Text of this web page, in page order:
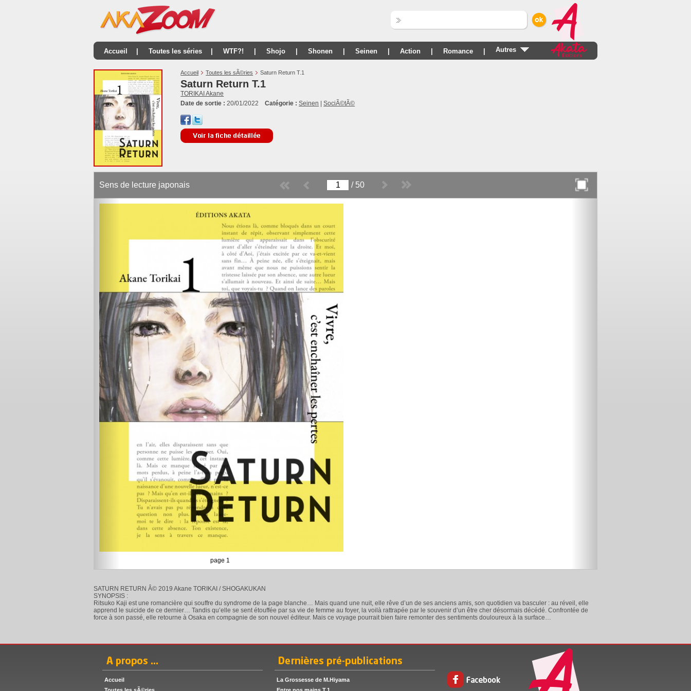
Accueil Toutes les séries WTF?! Shojo Shonen Seinen Action Romance Autres
Accueil Toutes les sÃ©ries Saturn Return T.1
Saturn Return T.1
TORIKAI Akane
Date de sortie :20/01/2022 Catégorie :Seinen |SociÃ©tÃ©
Sens de lecture japonais / 50
page 1
SATURN RETURN Â© 2019 Akane TORIKAI / SHOGAKUKAN
SYNOPSIS :
Ritsuko Kaji est une romancière qui souffre du syndrome de la page blanche… Mais quand une nuit, elle rêve d’un de ses anciens amis, son quotidien va basculer : au réveil, elle
apprend le suicide de ce dernier… Tandis qu’elle se sent étouffée par sa vie de femme au foyer, la voilà rattrapée par le souvenir d’un être cher désormais décédé. Confrontée de
force à son passé, elle retourne à Osaka en compagnie de son nouvel éditeur. Mais ce voyage pourrait bien faire remonter des sentiments douloureux à la surface…
Accueil
La Grossesse de M.Hiyama